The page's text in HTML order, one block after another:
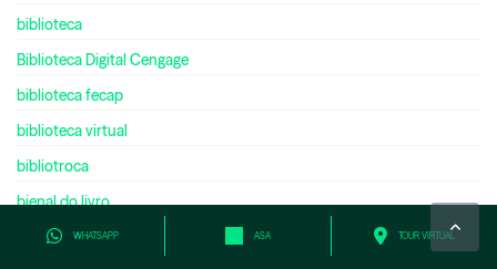
WHATSAPP ASA TOUR VIRTUAL
biblioteca
Biblioteca Digital Cengage
biblioteca fecap
biblioteca virtual
bibliotroca
bienal do livro
bilíngue